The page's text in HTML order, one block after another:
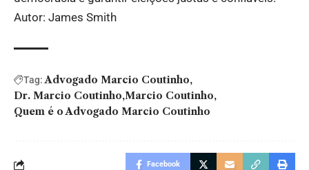
Autor: James Smith
Tag: Advogado Marcio Coutinho
Dr. Marcio Coutinho Marcio Coutinho
Quem é o Advogado Marcio Coutinho
Facebook